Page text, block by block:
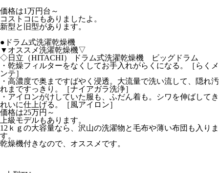
価格は1万円台～
コストコにもありましたよ。
新型と旧型があります。
●ドラム式洗濯乾燥機
▼オススメ洗濯乾燥機▽
◇日立（HITACHI） ドラム式洗濯乾燥機 ビッグドラム
・乾燥フィルターをなくしてお手入れがらくになる。［らくメ
ンテ］
・高濃度で奥まですばやく浸透。大流量で洗い流して、隠れ汚
れまですっきり。［ナイアガラ洗浄］
・アイロンがけしていた服も、ふだん着も。シワを伸ばしてき
れいに仕上げる。［風アイロン］
価格は25万円～
上級モデルもあります。
12ｋｇの大容量なら、沢山の洗濯物と毛布や薄い布団も入りま
す。
乾燥機付きなので、オススメです。